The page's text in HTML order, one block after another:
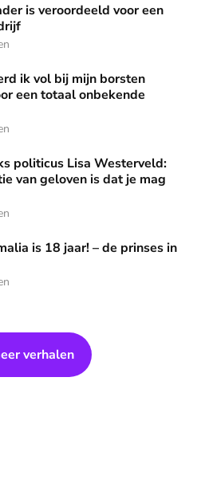
voor een zedenmisdrijf
is veroordeeld voor een
borsten gepakt door een totaal
ik vol bij mijn borsten
een totaal onbekende
Westerveld: ‘De essentie van
politicus Lisa Westerveld:
van geloven is dat je mag
– de prinses in 18 foto’s
is 18 jaar! – de prinses in
verhalen